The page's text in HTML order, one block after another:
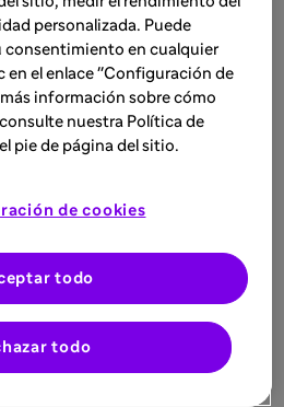
importante
de la guía ESC 2023
basándose en las
DM2 tienen un alto riesgo
influye en el pronóstico
tratamiento.
ofrecen
personalizada. Puede
consentimiento en cualquier
en el enlace "Configuración de
información sobre cómo
nuestra Política de
pie de página del sitio.
de cookies
todo
todo